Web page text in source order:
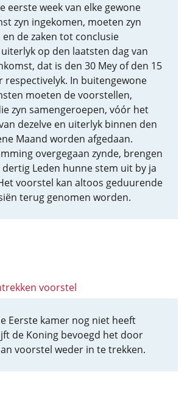
eerste week van elke gewone
zyn ingekomen, moeten zyn
de zaken tot conclusie
op den laatsten dag van
dat is den 30 Mey of den 15
respectivelyk. In buitengewone
moeten de voorstellen,
zyn samengeroepen, vóór het
dezelve en uiterlyk binnen den
Maand worden afgedaan.
overgegaan zynde, brengen
dertig Leden hunne stem uit by ja
voorstel kan altoos geduurende
terug genomen worden.
voorstel
Eerste kamer nog niet heeft
de Koning bevoegd het door
voorstel weder in te trekken.